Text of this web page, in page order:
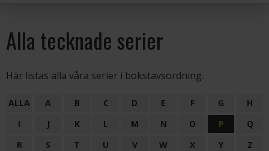
Alla tecknade serier
Här listas alla våra serier i bokstavsordning.
ALLA A B C D E F G
H
I
J K L M N O P
Q
R
S T U V W X Y
Z